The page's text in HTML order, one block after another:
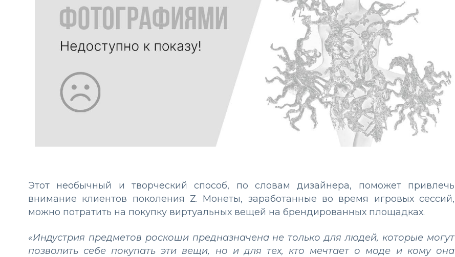
Этот необычный и творческий способ, по словам дизайнера, поможет привлечь
внимание клиентов поколения Z. Монеты, заработанные во время игровых сессий,
можно потратить на покупку виртуальных вещей на брендированных площадках.
«Индустрия предметов роскоши предназначена не только для людей, которые могут
позволить себе покупать эти вещи, но и для тех, кто мечтает о моде и кому она